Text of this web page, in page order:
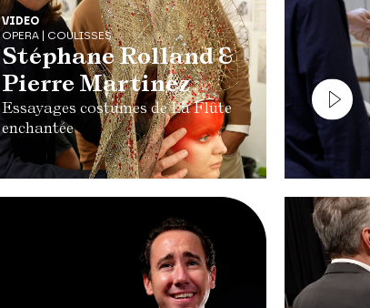
VIDEO
OPERA | COULISSES
Stéphane Rolland &
Pierre Martinez
Essayages costumes de La Flûte
enchantée